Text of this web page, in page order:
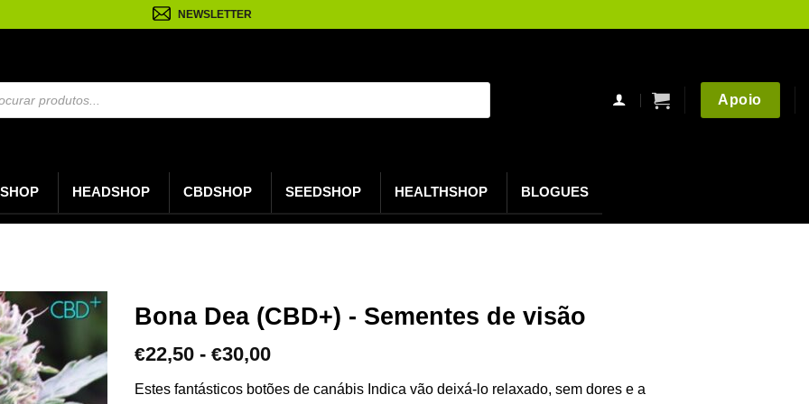
NEWSLETTER
Apoio
HEADSHOP CBDSHOP SEEDSHOP HEALTHSHOP BLOGUES
Bona Dea (CBD+) - Sementes de visão
€22,50 - €30,00Gama
preços:
Estes fantásticos botões de canábis Indica vão deixá-lo relaxado, sem dores e a